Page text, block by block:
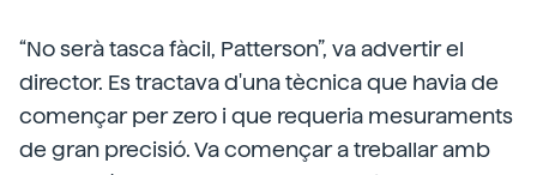
“No serà tasca fàcil, Patterson”, va advertir el
director. Es tractava d'una tècnica que havia de
començar per zero i que requeria mesuraments
de gran precisió. Va començar a treballar amb